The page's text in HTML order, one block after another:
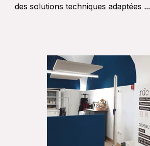
des solutions techniques adaptées ...